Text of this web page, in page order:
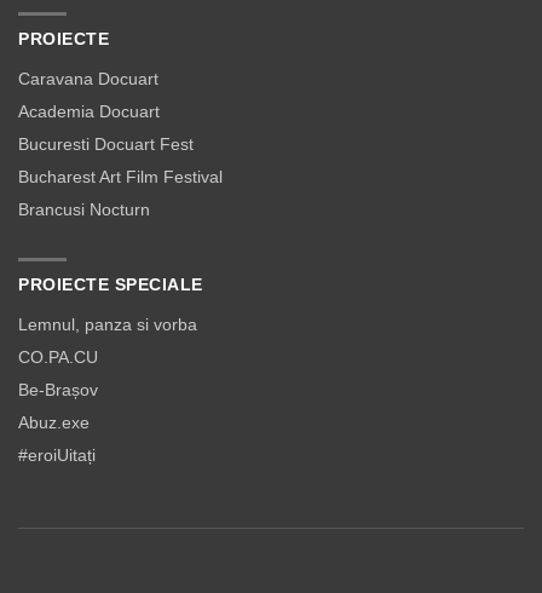
PROIECTE
Caravana Docuart
Academia Docuart
Bucuresti Docuart Fest
Bucharest Art Film Festival
Brancusi Nocturn
PROIECTE SPECIALE
Lemnul, panza si vorba
CO.PA.CU
Be-Brașov
Abuz.exe
#eroiUitați